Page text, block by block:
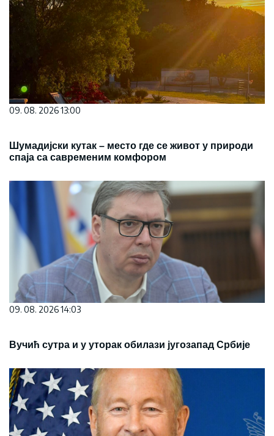
09. 08. 2026 13:00
Шумадијски кутак – место где се живот у природи
спаја са савременим комфором
09. 08. 2026 14:03
Вучић сутра и у уторак обилази југозапад Србије